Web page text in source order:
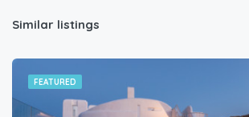
Similar listings
FEATURED